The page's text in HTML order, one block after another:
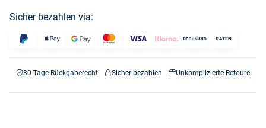
Sicher bezahlen via:
30 Tage Rückgaberecht Sicher bezahlen Unkomplizierte Retoure